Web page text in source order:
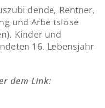
Rentner,
und Arbeitslose
Kinder und
16. Lebensjahr
dem Link: